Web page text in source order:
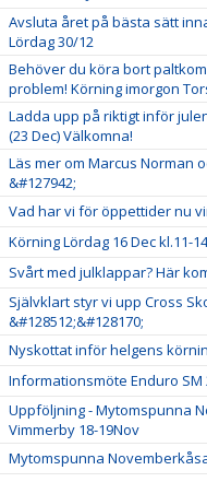
Avsluta året på bästa sätt
Lördag 30/12
Behöver du köra bort
problem! Körning imorgon
Ladda upp på riktigt inför
(23 Dec) Välkomna!
Läs mer om Marcus Norman
&#127942;
Vad har vi för öppettider nu
Körning Lördag 16 Dec kl.11-14
Svårt med julklappar? Här
Självklart styr vi upp Cross
&#128512;&#128170;
Nyskottat inför helgens
Informationsmöte Enduro SM
Uppföljning - Mytomspunna
Vimmerby 18-19Nov
Mytomspunna